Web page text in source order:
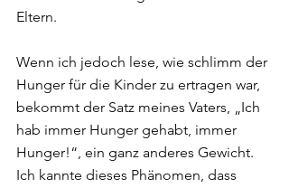
Eltern.
Wenn ich jedoch lese, wie schlimm der
Hunger für die Kinder zu ertragen war,
bekommt der Satz meines Vaters, „Ich
hab immer Hunger gehabt, immer
Hunger!“, ein ganz anderes Gewicht.
Ich kannte dieses Phänomen, dass